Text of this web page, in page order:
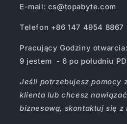
E-mail: cs@topabyte.com
Telefon +86 147 4954 8867
Pracujący Godziny otwarcia:
9 jestem - 6 po południu
Jeśli potrzebujesz pomocy z
klienta lub chcesz
biznesową, skontaktuj się